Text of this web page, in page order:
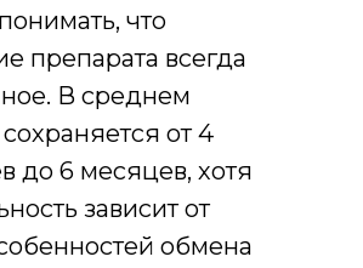
что
препарата всегда
В среднем
от 4
до 6 месяцев, хотя
зависит от
обмена